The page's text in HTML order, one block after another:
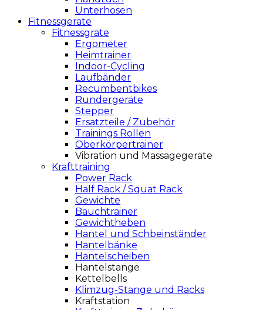
Unterhosen
Fitnessgeräte
Fitnessgräte
Ergometer
Heimtrainer
Indoor-Cycling
Laufbänder
Recumbentbikes
Rundergeräte
Stepper
Ersatzteile / Zubehör
Trainings Rollen
Oberkörpertrainer
Vibration und Massagegeräte
Krafttraining
Power Rack
Half Rack / Squat Rack
Gewichte
Bauchtrainer
Gewichtheben
Hantel und Schbeinständer
Hantelbänke
Hantelscheiben
Hantelstange
Kettelbells
Klimzug-Stange und Racks
Kraftstation